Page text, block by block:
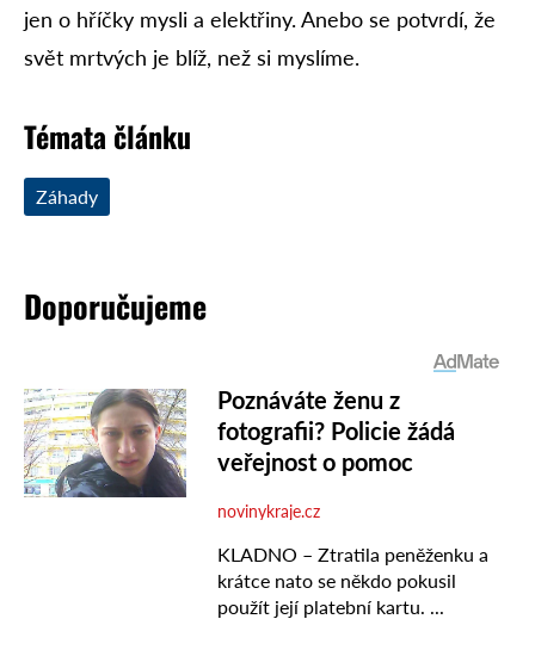
jen o hříčky mysli a elektřiny. Anebo se potvrdí, že
svět mrtvých je blíž, než si myslíme.
Témata článku
Záhady
Doporučujeme